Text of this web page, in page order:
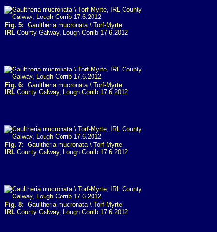
Fig. 5: Gaultheria mucronata \ Torf-Myrte
IRL County Galway, Lough Corrib 17.6.2012
Fig. 6: Gaultheria mucronata \ Torf-Myrte
IRL County Galway, Lough Corrib 17.6.2012
Fig. 7: Gaultheria mucronata \ Torf-Myrte
IRL County Galway, Lough Corrib 17.6.2012
Fig. 8: Gaultheria mucronata \ Torf-Myrte
IRL County Galway, Lough Corrib 17.6.2012